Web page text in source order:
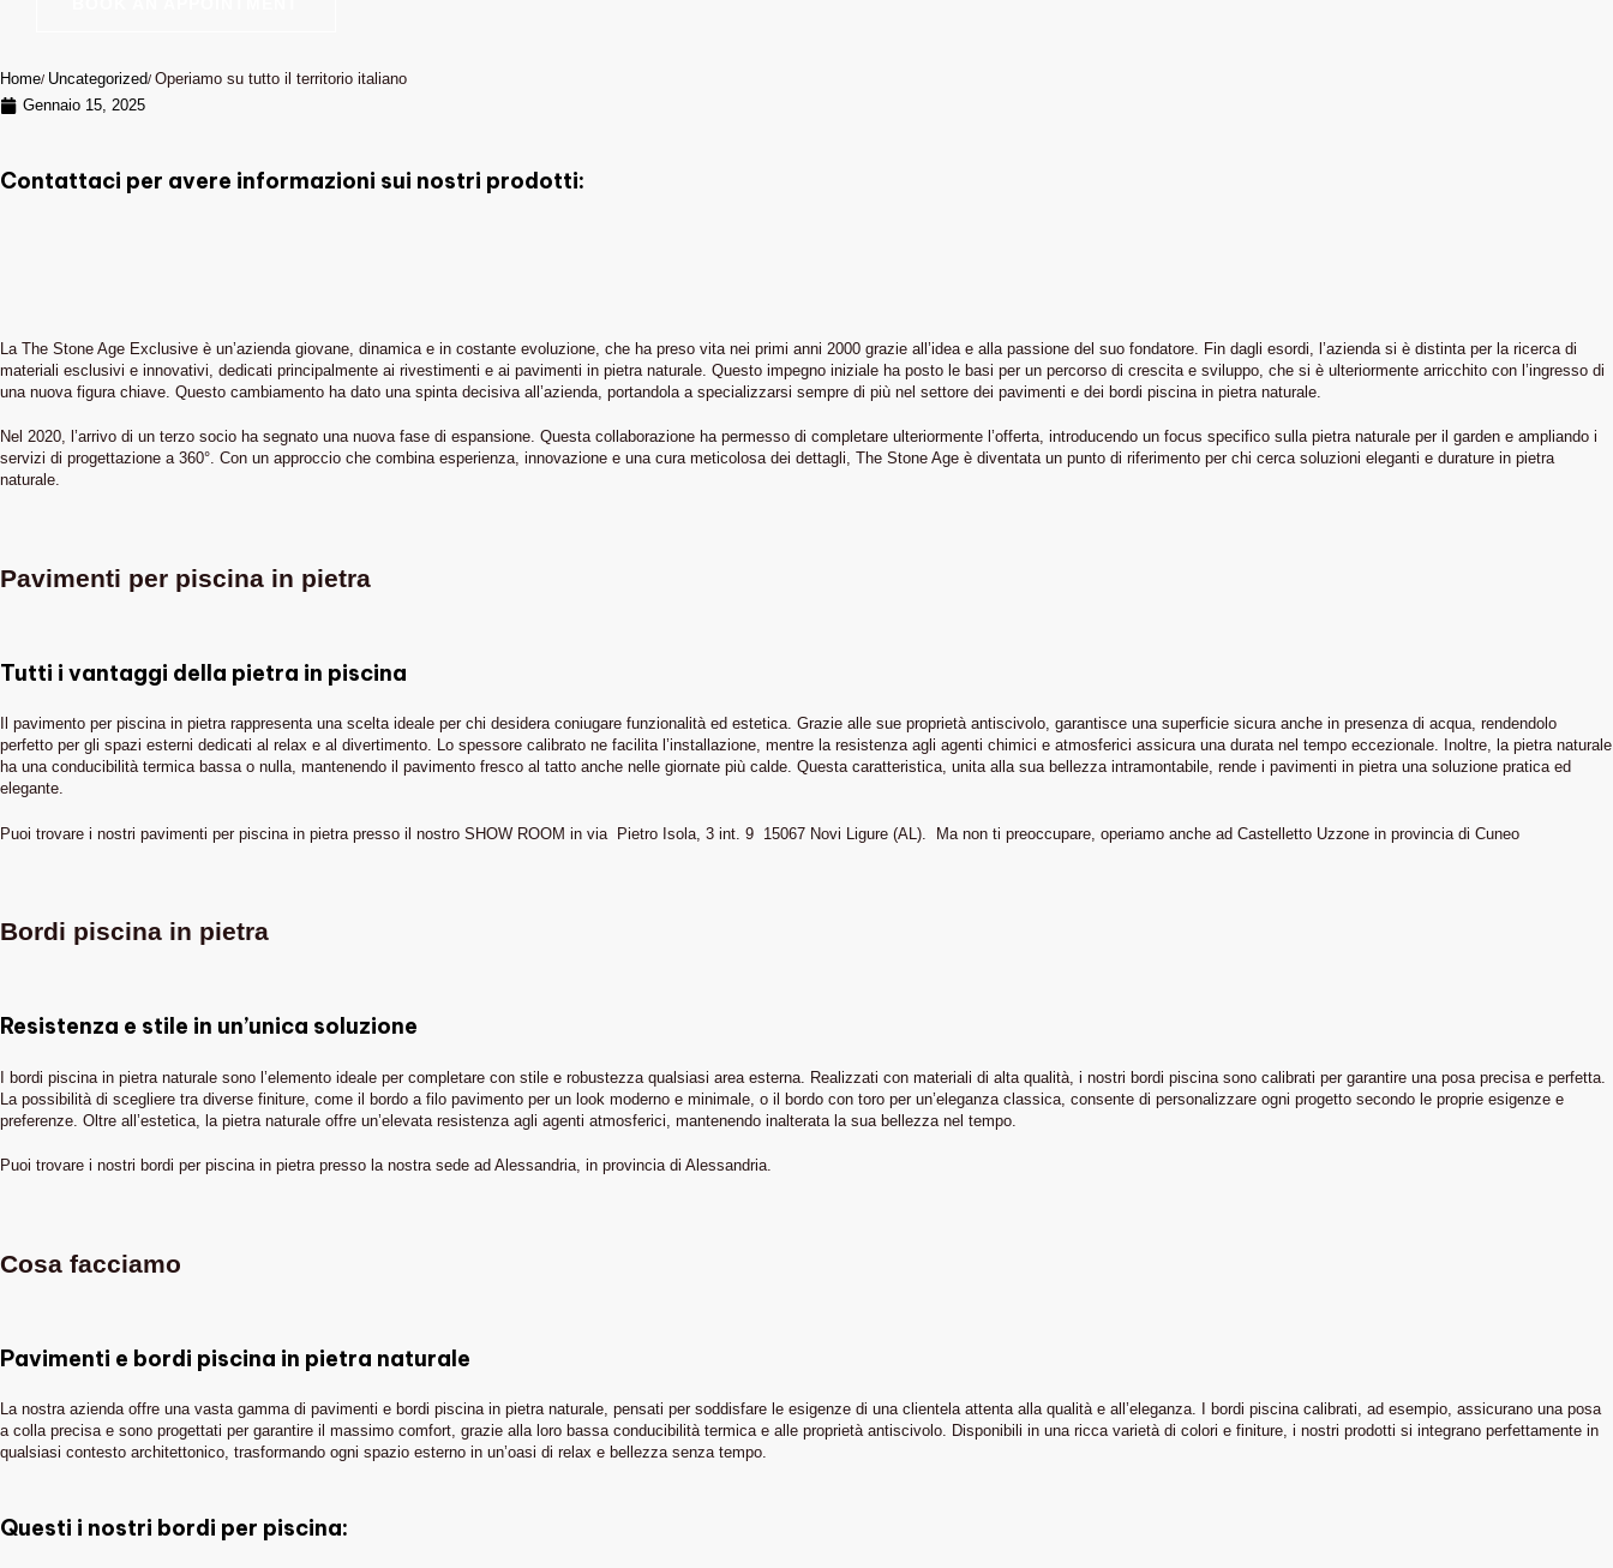
Home Uncategorized Operiamo su tutto il territorio italiano
Gennaio 15, 2025
Contattaci per avere informazioni sui nostri prodotti:
La The Stone Age Exclusive è un’azienda giovane, dinamica e in costante evoluzione, che ha preso vita nei primi anni 2000 grazie all’idea e alla passione del suo fondatore. Fin dagli esordi, l’azienda si è distinta per la ricerca di
materiali esclusivi e innovativi, dedicati principalmente ai rivestimenti e ai pavimenti in pietra naturale. Questo impegno iniziale ha posto le basi per un percorso di crescita e sviluppo, che si è ulteriormente arricchito con l’ingresso di
una nuova figura chiave. Questo cambiamento ha dato una spinta decisiva all’azienda, portandola a specializzarsi sempre di più nel settore dei pavimenti e dei bordi piscina in pietra naturale.
Nel 2020, l’arrivo di un terzo socio ha segnato una nuova fase di espansione. Questa collaborazione ha permesso di completare ulteriormente l’offerta, introducendo un focus specifico sulla pietra naturale per il garden e ampliando i
servizi di progettazione a 360°. Con un approccio che combina esperienza, innovazione e una cura meticolosa dei dettagli, The Stone Age è diventata un punto di riferimento per chi cerca soluzioni eleganti e durature in pietra
naturale.
Pavimenti per piscina in pietra
Tutti i vantaggi della pietra in piscina
Il pavimento per piscina in pietra rappresenta una scelta ideale per chi desidera coniugare funzionalità ed estetica. Grazie alle sue proprietà antiscivolo, garantisce una superficie sicura anche in presenza di acqua, rendendolo
perfetto per gli spazi esterni dedicati al relax e al divertimento. Lo spessore calibrato ne facilita l’installazione, mentre la resistenza agli agenti chimici e atmosferici assicura una durata nel tempo eccezionale. Inoltre, la pietra naturale
ha una conducibilità termica bassa o nulla, mantenendo il pavimento fresco al tatto anche nelle giornate più calde. Questa caratteristica, unita alla sua bellezza intramontabile, rende i pavimenti in pietra una soluzione pratica ed
elegante.
Puoi trovare i nostri pavimenti per piscina in pietra presso il nostro SHOW ROOM in via Pietro Isola, 3 int. 9 15067 Novi Ligure (AL). Ma non ti preoccupare, operiamo anche ad Castelletto Uzzone in provincia di Cuneo
Bordi piscina in pietra
Resistenza e stile in un’unica soluzione
I bordi piscina in pietra naturale sono l’elemento ideale per completare con stile e robustezza qualsiasi area esterna. Realizzati con materiali di alta qualità, i nostri bordi piscina sono calibrati per garantire una posa precisa e perfetta.
La possibilità di scegliere tra diverse finiture, come il bordo a filo pavimento per un look moderno e minimale, o il bordo con toro per un’eleganza classica, consente di personalizzare ogni progetto secondo le proprie esigenze e
preferenze. Oltre all’estetica, la pietra naturale offre un’elevata resistenza agli agenti atmosferici, mantenendo inalterata la sua bellezza nel tempo.
Puoi trovare i nostri bordi per piscina in pietra presso la nostra sede ad Alessandria, in provincia di Alessandria.
Cosa facciamo
Pavimenti e bordi piscina in pietra naturale
La nostra azienda offre una vasta gamma di pavimenti e bordi piscina in pietra naturale, pensati per soddisfare le esigenze di una clientela attenta alla qualità e all’eleganza. I bordi piscina calibrati, ad esempio, assicurano una posa
a colla precisa e sono progettati per garantire il massimo comfort, grazie alla loro bassa conducibilità termica e alle proprietà antiscivolo. Disponibili in una ricca varietà di colori e finiture, i nostri prodotti si integrano perfettamente in
qualsiasi contesto architettonico, trasformando ogni spazio esterno in un’oasi di relax e bellezza senza tempo.
Questi i nostri bordi per piscina: